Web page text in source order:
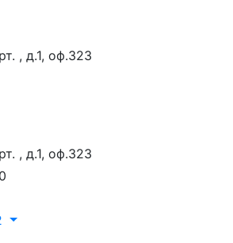
, д.1, оф.323
, д.1, оф.323